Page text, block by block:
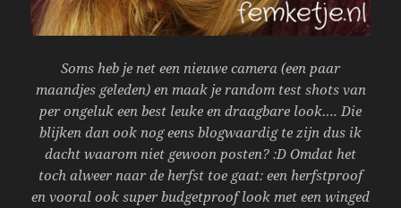
Soms heb je net een nieuwe camera (een paar
maandjes geleden) en maak je random test shots van
per ongeluk een best leuke en draagbare look…. Die
blijken dan ook nog eens blogwaardig te zijn dus ik
dacht waarom niet gewoon posten? :D Omdat het
toch alweer naar de herfst toe gaat: een herfstproof
en vooral ook super budgetproof look met een winged